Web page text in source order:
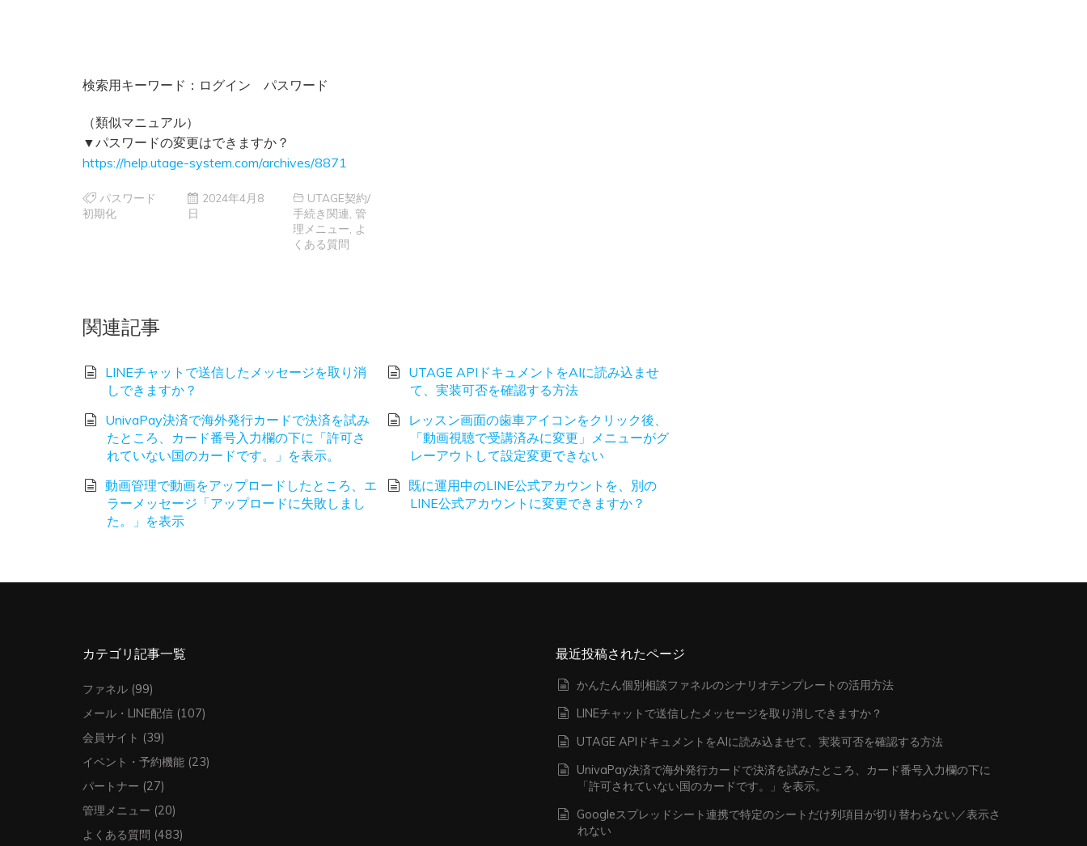
検索用キーワード：ログイン パスワード
（類似マニュアル）
▼パスワードの変更はできますか？
https://help.utage-system.com/archives/8871
パスワード
初期化
2024年4月8
日
UTAGE契約/
手続き関連 管
理メニュー よ
くある質問
関連記事
LINEチャットで送信したメッセージを取り消
しできますか？
UTAGE APIドキュメントをAIに読み込ませ
て、実装可否を確認する方法
UnivaPay決済で海外発行カードで決済を試み
たところ、カード番号入力欄の下に「許可さ
れていない国のカードです。」を表示。
レッスン画面の歯車アイコンをクリック後、
「動画視聴で受講済みに変更」メニューがグ
レーアウトして設定変更できない
動画管理で動画をアップロードしたところ、エ
ラーメッセージ「アップロードに失敗しまし
た。」を表示
既に運用中のLINE公式アカウントを、別の
LINE公式アカウントに変更できますか？
カテゴリ記事一覧
ファネル (99)
メール・LINE配信 (107)
会員サイト (39)
イベント・予約機能 (23)
パートナー (27)
管理メニュー (20)
よくある質問 (483)
最近投稿されたページ
かんたん個別相談ファネルのシナリオテンプレートの活用方法
LINEチャットで送信したメッセージを取り消しできますか？
UTAGE APIドキュメントをAIに読み込ませて、実装可否を確認する方法
UnivaPay決済で海外発行カードで決済を試みたところ、カード番号入力欄の下に
「許可されていない国のカードです。」を表示。
Googleスプレッドシート連携で特定のシートだけ列項目が切り替わらない／表示さ
れない